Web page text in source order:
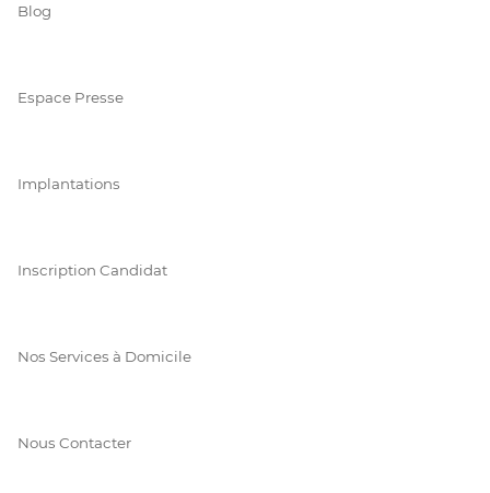
Blog
Espace Presse
Implantations
Inscription Candidat
Nos Services à Domicile
Nous Contacter